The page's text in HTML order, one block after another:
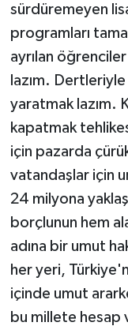
sürdüremeyen
programları
ayrılan öğrenciler
lazım.
yaratmak lazım.
kapatmak
için pazarda
vatandaşlar için
24 milyona
borçlunun hem
adına bir umut
her yeri,
içinde umut
bu millete hesap